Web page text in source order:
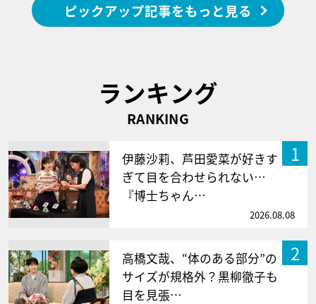
ピックアップ記事をもっと見る
ランキング
RANKING
1
伊藤沙莉、芦田愛菜が好きす
ぎて目を合わせられない…
『博士ちゃん…
2026.08.08
2
高橋文哉、“体のある部分”の
サイズが規格外？黒柳徹子も
目を見張…